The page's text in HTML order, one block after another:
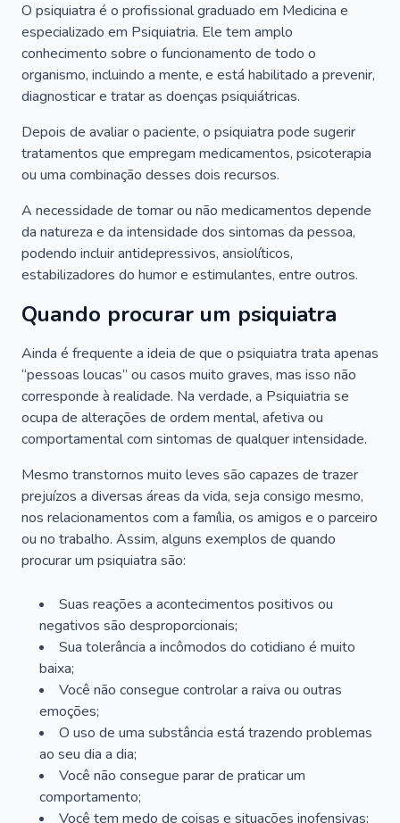
O psiquiatra é o profissional graduado em Medicina e
especializado em Psiquiatria. Ele tem amplo
conhecimento sobre o funcionamento de todo o
organismo, incluindo a mente, e está habilitado a prevenir,
diagnosticar e tratar as doenças psiquiátricas.
Depois de avaliar o paciente, o psiquiatra pode sugerir
tratamentos que empregam medicamentos, psicoterapia
ou uma combinação desses dois recursos.
A necessidade de tomar ou não medicamentos depende
da natureza e da intensidade dos sintomas da pessoa,
podendo incluir antidepressivos, ansiolíticos,
estabilizadores do humor e estimulantes, entre outros.
Quando procurar um psiquiatra
Ainda é frequente a ideia de que o psiquiatra trata apenas
“pessoas loucas” ou casos muito graves, mas isso não
corresponde à realidade. Na verdade, a Psiquiatria se
ocupa de alterações de ordem mental, afetiva ou
comportamental com sintomas de qualquer intensidade.
Mesmo transtornos muito leves são capazes de trazer
prejuízos a diversas áreas da vida, seja consigo mesmo,
nos relacionamentos com a família, os amigos e o parceiro
ou no trabalho. Assim, alguns exemplos de quando
procurar um psiquiatra são:
Suas reações a acontecimentos positivos ou
negativos são desproporcionais;
Sua tolerância a incômodos do cotidiano é muito
baixa;
Você não consegue controlar a raiva ou outras
emoções;
O uso de uma substância está trazendo problemas
ao seu dia a dia;
Você não consegue parar de praticar um
comportamento;
Você tem medo de coisas e situações inofensivas;